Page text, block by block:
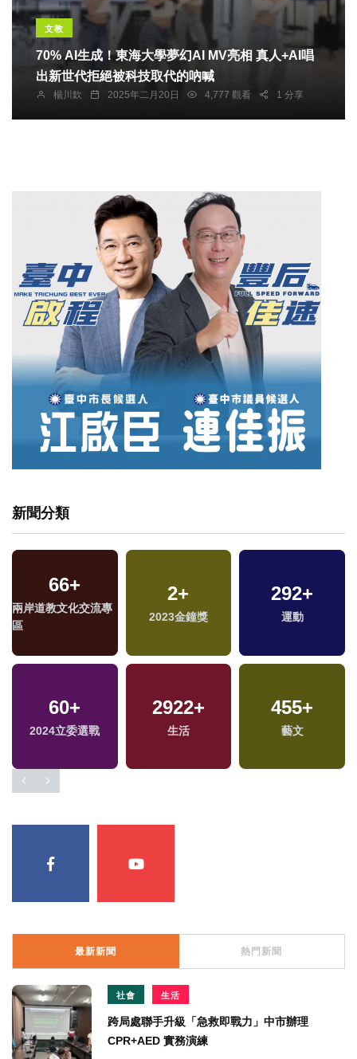
文教
70% AI生成！東海大學夢幻AI MV亮相 真人+AI唱
出新世代拒絕被科技取代的吶喊
楊川欽 2025年二月20日 4,777 觀看 1 分享
新聞分類
66+
兩岸道教文化交流專
區
2+
2023金鐘獎
292+
運動
60+
2024立委選戰
2922+
生活
455+
藝文
最新新聞 熱門新聞
社會 生活
跨局處聯手升級「急救即戰力」中市辦理
CPR+AED 實務演練